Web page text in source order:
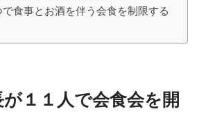
食事とお酒を伴う会食を制限する
１１人で会食会を開